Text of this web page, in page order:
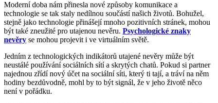
Moderní doba nám přinesla nové způsoby komunikace a
technologie se tak staly nedílnou součástí našich životů. Bohužel,
stejně jako technologie přinášejí mnoho pozitivních stránek, mohou
být také zneužité pro utajenou nevěru. Psychologické znaky
nevěry se mohou projevit i ve virtuálním světě.
Jedním z technologických indikátorů utajené nevěry může být
neustálé používání sociálních sítí a skrytých chatů. Pokud si partner
najednou zřídí nový účet na sociální síti, který ti tají, a tráví na něm
hodiny bezdůvodně, mohl by to být signál, že v jeho životě něco
není v pořádku.